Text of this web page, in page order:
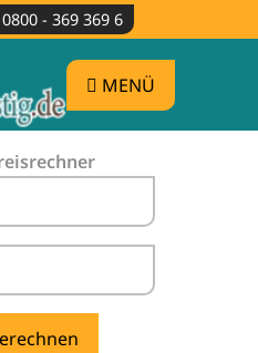
0800 - 369 369 6
MENÜ
Dosse -
tanken